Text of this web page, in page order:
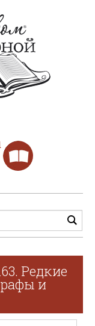
Редкие
и